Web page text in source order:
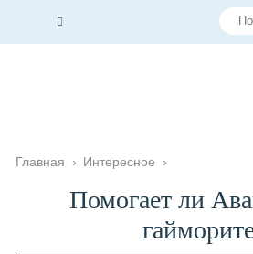
Главная › Интересное ›
Помогает ли